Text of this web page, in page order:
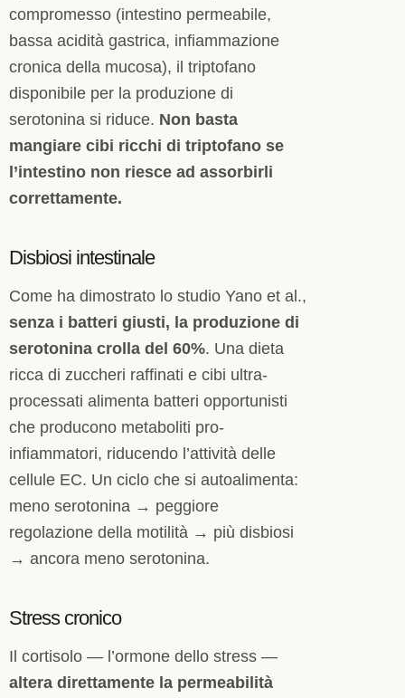
compromesso (intestino permeabile,
bassa acidità gastrica, infiammazione
cronica della mucosa), il triptofano
disponibile per la produzione di
serotonina si riduce. Non basta
mangiare cibi ricchi di triptofano se
l’intestino non riesce ad assorbirli
correttamente.
Disbiosi intestinale
Come ha dimostrato lo studio Yano et al.,
senza i batteri giusti, la produzione di
serotonina crolla del 60%. Una dieta
ricca di zuccheri raffinati e cibi ultra-
processati alimenta batteri opportunisti
che producono metaboliti pro-
infiammatori, riducendo l’attività delle
cellule EC. Un ciclo che si autoalimenta:
meno serotonina → peggiore
regolazione della motilità → più disbiosi
→ ancora meno serotonina.
Stress cronico
Il cortisolo — l’ormone dello stress —
altera direttamente la permeabilità